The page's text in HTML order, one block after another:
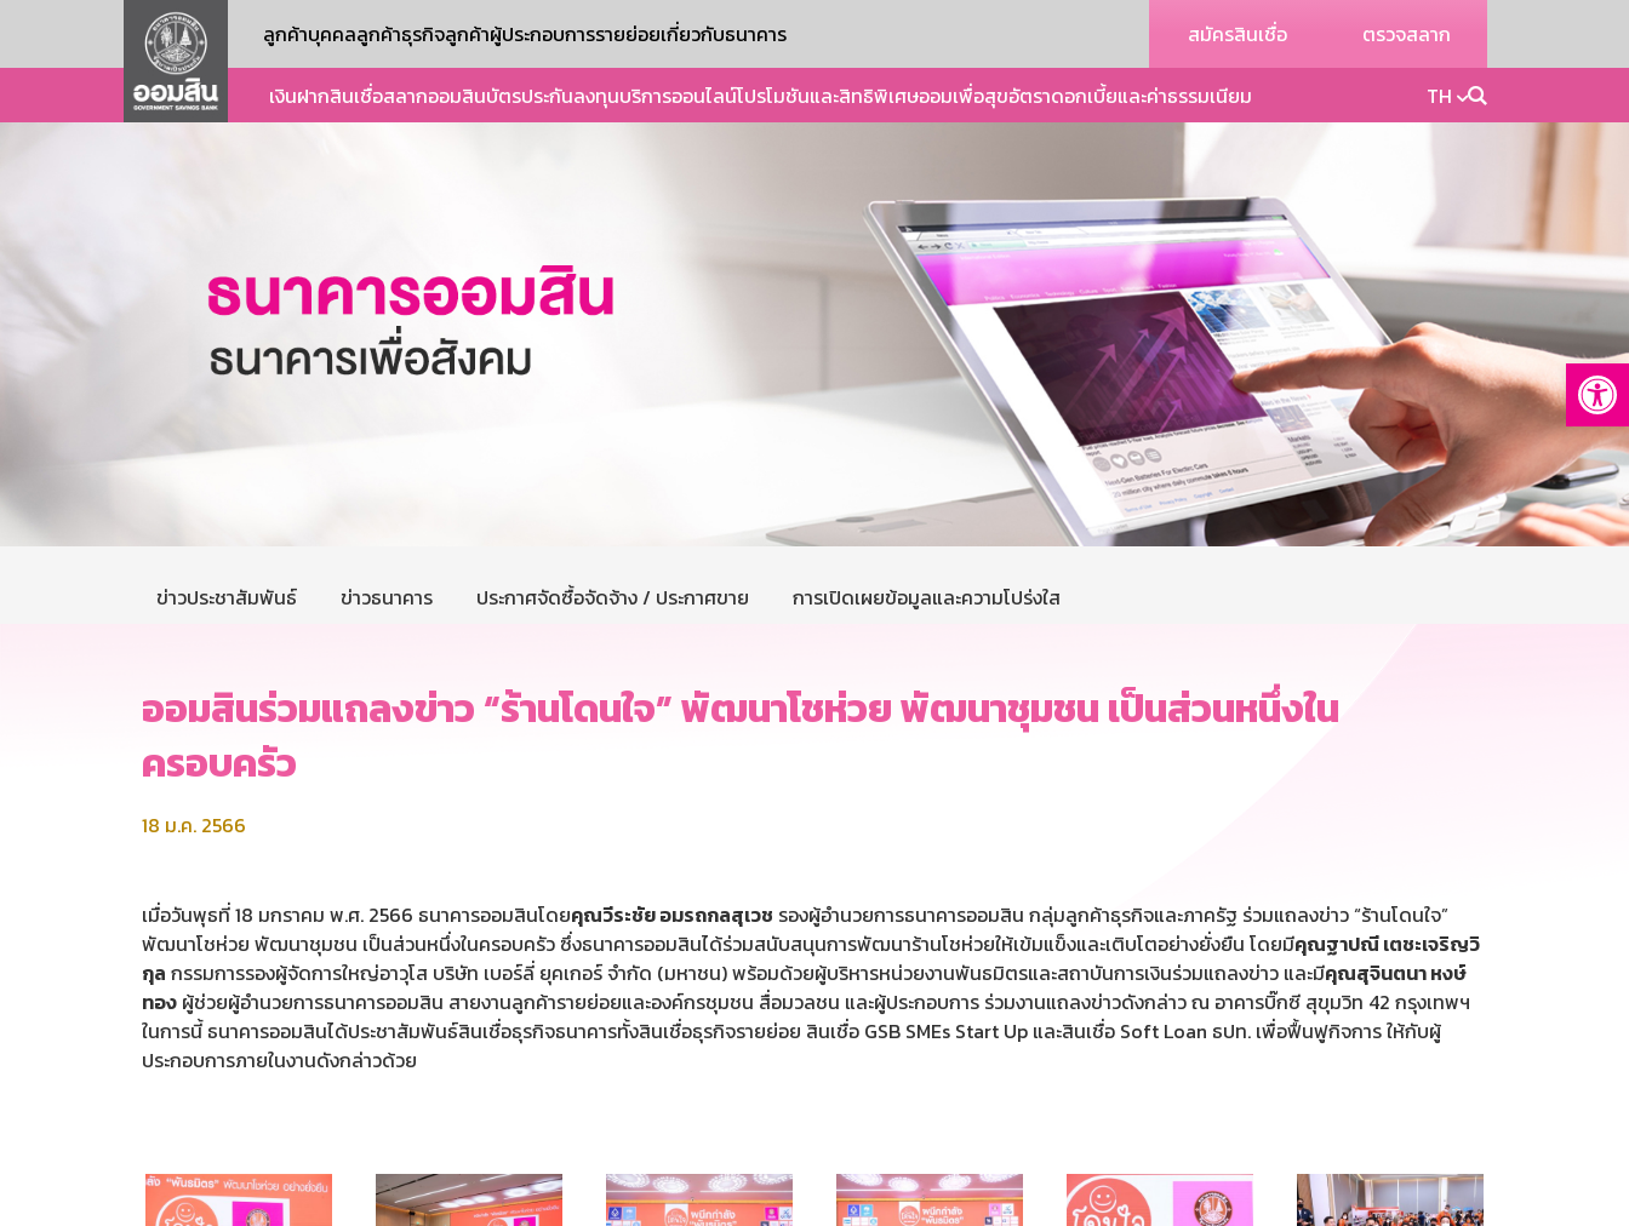
ลูกค้าบุคคลลูกค้าธุรกิจลูกค้าผู้ประกอบการรายย่อยเกี่ยวกับธนาคาร สมัครสินเชื่อ ตรวจสลาก
เงินฝากสินเชื่อสลากออมสินบัตรประกันลงทุนบริการออนไลน์โปรโมชันและสิทธิพิเศษออมเพื่อสุขอัตราดอกเบี้ยและค่าธรรมเนียม TH
ข่าวประชาสัมพันธ์ ข่าวธนาคาร ประกาศจัดซื้อจัดจ้าง / ประกาศขาย การเปิดเผยข้อมูลและความโปร่งใส
ออมสินร่วมแถลงข่าว “ร้านโดนใจ” พัฒนาโชห่วย พัฒนาชุมชน เป็นส่วนหนึ่งใน
ครอบครัว
18 ม.ค. 2566
เมื่อวันพุธที่ 18 มกราคม พ.ศ. 2566 ธนาคารออมสินโดยคุณวีระชัย อมรถกลสุเวช รองผู้อำนวยการธนาคารออมสิน กลุ่มลูกค้าธุรกิจและภาครัฐ ร่วมแถลงข่าว “ร้านโดนใจ”
พัฒนาโชห่วย พัฒนาชุมชน เป็นส่วนหนึ่งในครอบครัว ซึ่งธนาคารออมสินได้ร่วมสนับสนุนการพัฒนาร้านโชห่วยให้เข้มแข็งและเติบโตอย่างยั่งยืน โดยมีคุณฐาปณี เตชะเจริญวิ
กุล กรรมการรองผู้จัดการใหญ่อาวุโส บริษัท เบอร์ลี่ ยุคเกอร์ จำกัด (มหาชน) พร้อมด้วยผู้บริหารหน่วยงานพันธมิตรและสถาบันการเงินร่วมแถลงข่าว และมีคุณสุจินตนา หงษ์
ทอง ผู้ช่วยผู้อำนวยการธนาคารออมสิน สายงานลูกค้ารายย่อยและองค์กรชุมชน สื่อมวลชน และผู้ประกอบการ ร่วมงานแถลงข่าวดังกล่าว ณ อาคารบิ๊กซี สุขุมวิท 42 กรุงเทพฯ
ในการนี้ ธนาคารออมสินได้ประชาสัมพันธ์สินเชื่อธุรกิจธนาคารทั้งสินเชื่อธุรกิจรายย่อย สินเชื่อ GSB SMEs Start Up และสินเชื่อ Soft Loan ธปท. เพื่อฟื้นฟูกิจการ ให้กับผู้
ประกอบการภายในงานดังกล่าวด้วย